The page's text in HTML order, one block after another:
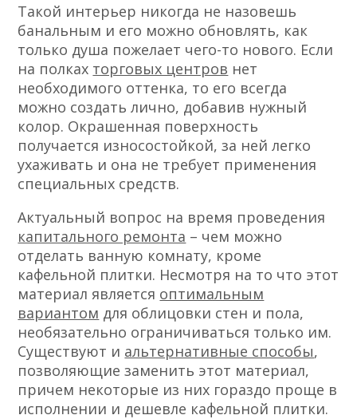
Такой интерьер никогда не назовешь
банальным и его можно обновлять, как
только душа пожелает чего-то нового. Если
на полках торговых центров нет
необходимого оттенка, то его всегда
можно создать лично, добавив нужный
колор. Окрашенная поверхность
получается износостойкой, за ней легко
ухаживать и она не требует применения
специальных средств.
Актуальный вопрос на время проведения
капитального ремонта – чем можно
отделать ванную комнату, кроме
кафельной плитки. Несмотря на то что этот
материал является оптимальным
вариантом для облицовки стен и пола,
необязательно ограничиваться только им.
Существуют и альтернативные способы,
позволяющие заменить этот материал,
причем некоторые из них гораздо проще в
исполнении и дешевле кафельной плитки.